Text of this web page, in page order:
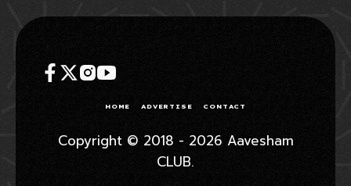
HOME ADVERTISE CONTACT
Copyright © 2018 - 2026 Aavesham
CLUB.